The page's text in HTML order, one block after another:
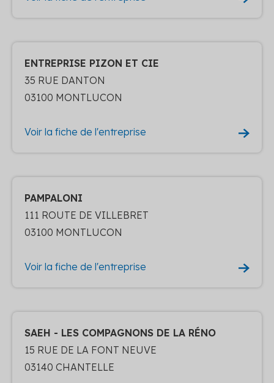
ENTREPRISE PIZON ET CIE
35 RUE DANTON
03100 MONTLUCON
Voir la fiche de l'entreprise
PAMPALONI
111 ROUTE DE VILLEBRET
03100 MONTLUCON
Voir la fiche de l'entreprise
SAEH - LES COMPAGNONS DE LA RÉNO
15 RUE DE LA FONT NEUVE
03140 CHANTELLE